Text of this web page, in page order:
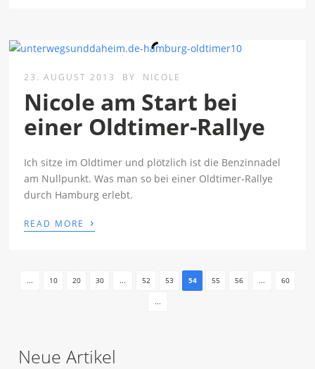
23. AUGUST 2013 BY NICOLE
Nicole am Start bei
einer Oldtimer-Rallye
Ich sitze im Oldtimer und plötzlich ist die Benzinnadel
am Nullpunkt. Was man so bei einer Oldtimer-Rallye
durch Hamburg erlebt.
READ MORE ›
... 10 20 30 ... 52 53 54 55 56 ... 60
...
Neue Artikel